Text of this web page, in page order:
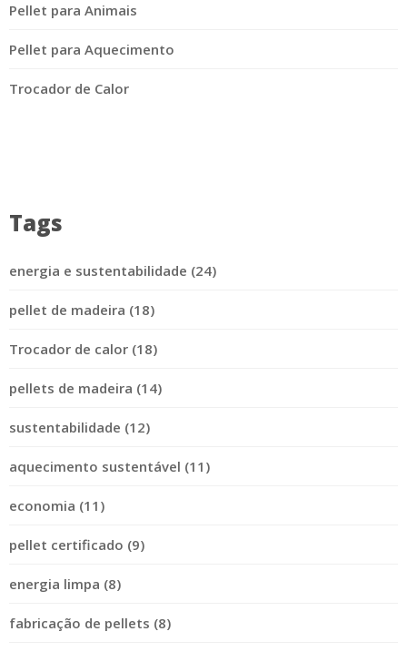
Pellet para Animais
Pellet para Aquecimento
Trocador de Calor
Tags
energia e sustentabilidade (24)
pellet de madeira (18)
Trocador de calor (18)
pellets de madeira (14)
sustentabilidade (12)
aquecimento sustentável (11)
economia (11)
pellet certificado (9)
energia limpa (8)
fabricação de pellets (8)